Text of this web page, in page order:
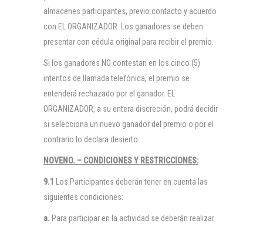
almacenes participantes, previo contacto y acuerdo
con EL ORGANIZADOR. Los ganadores se deben
presentar con cédula original para recibir el premio.
Si los ganadores NO contestan en los cinco (5)
intentos de llamada telefónica, el premio se
entenderá rechazado por el ganador. EL
ORGANIZADOR, a su entera discreción, podrá decidir
si selecciona un nuevo ganador del premio o por el
contrario lo declara desierto.
NOVENO. – CONDICIONES Y RESTRICCIONES:
9.1
Los Participantes deberán tener en cuenta las
siguientes condiciones:
a. Para participar en la actividad se deberán realizar